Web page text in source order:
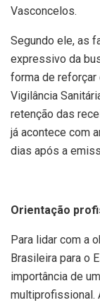
Vasconcelos.
Segundo ele, as
expressivo da
forma de reforçar
Vigilância
retenção das
já acontece com
dias após a
Orientação
Para lidar com a
Brasileira para o
importância de
multiprofissional.